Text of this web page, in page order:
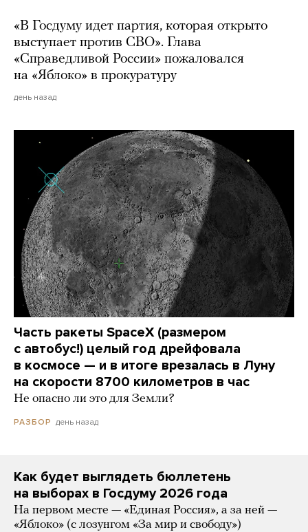
«В Госдуму идет партия, которая открыто
выступает против СВО». Глава
«Справедливой России» пожаловался
на «Яблоко» в прокуратуру
день назад
Часть ракеты SpaceX (размером
с автобус!) целый год дрейфовала
в космосе — и в итоге врезалась в Луну
на скорости 8700 километров в час
Не опасно ли это для Земли?
РАЗБОР день назад
Как будет выглядеть бюллетень
на выборах в Госдуму 2026 года
На первом месте — «Единая Россия», а за ней —
«Яблоко» (с лозунгом «За мир и свободу»)